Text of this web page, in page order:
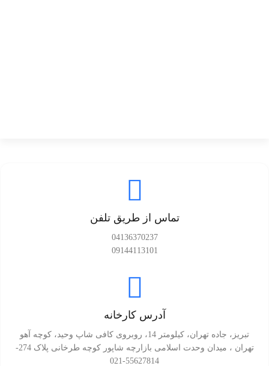
تماس از طریق تلفن
04136370237
09144113101
آدرس کارخانه
تبریز، جاده تهران، کیلومتر 14، روبروی کافی شاپ وحید، کوچه آهو
تهران ، میدان وحدت اسلامی بازارچه شاپور کوچه طرخانی پلاک 274-
55627814-021